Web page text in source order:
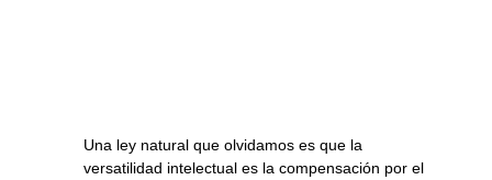
Una ley natural que olvidamos es que la
versatilidad intelectual es la compensación por el